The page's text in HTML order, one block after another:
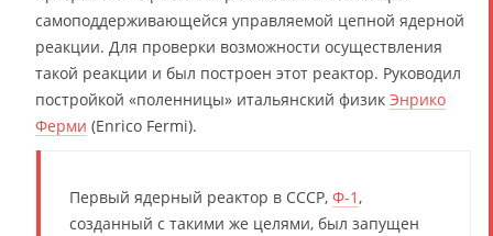
самоподдерживающейся управляемой цепной ядерной
реакции. Для проверки возможности осуществления
такой реакции и был построен этот реактор. Руководил
постройкой «поленницы» итальянский физик Энрико
Ферми (Enrico Fermi).
Первый ядерный реактор в СССР, Ф-1,
созданный с такими же целями, был запущен